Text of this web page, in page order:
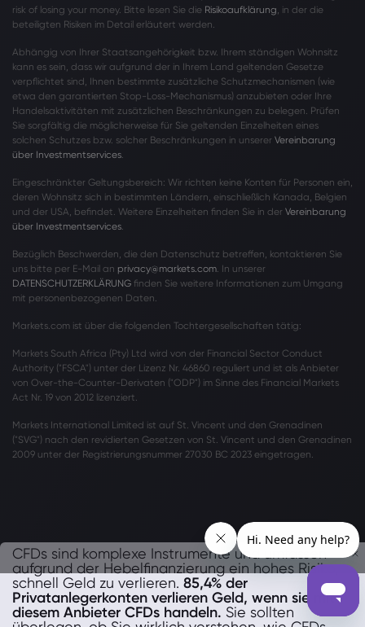
CFDs sind komplexe Instrumente und umfassen
aufgrund der Hebelfinanzierung ein hohes Risiko,
schnell Geld zu verlieren. 85,4% der
Privatanlegerkonten verlieren Geld, wenn sie mit
diesem Anbieter CFDs handeln. Sie sollten
risk of losing your money. Bitte lesen Sie die Risikoaufklärung, in der die
beteiligten Risiken im Detail erläutert werden.
Abhängig von Ihrer Staatsangehörigkeit bzw. Ihrem ständigen Wohnsitz
kann es sein, dass wir aufgrund der in Ihrem Land geltenden Gesetze
verpflichtet sind, Ihnen bestimmte zusätzliche Schutzmechanismen (wie
etwa den garantierten Stop-Loss-Mechanismus) anzubieten oder Ihre
Handelsaktivitäten mit zusätzlichen Beschränkungen zu belegen. Prüfen
Sie sorgfältig die möglicherweise für Sie geltenden Einzelheiten eines
solchen Schutzes bzw. solcher Beschränkungen in unserer Vereinbarung
über Investmentservices.
Eingeschränkter Geltungsbereich: Wir richten keine Konten für Personen ein,
deren Wohnsitz sich in bestimmten Ländern, einschließlich Kanada, Belgien
und der USA, befindet. Weitere Einzelheiten finden Sie in der Vereinbarung
über Investmentservices.
Bezüglich Beschwerden, die den Datenschutz betreffen, kontaktieren Sie
uns bitte per E-Mail an privacy@markets.com. In unserer
DATENSCHUTZERKLÄRUNG finden Sie weitere Informationen zum Umgang
mit personenbezogenen Daten.
Markets.com ist über die folgenden Tochtergesellschaften tätig:
Markets South Africa (Pty) Ltd wird von der Financial Sector Conduct
Authority ("FSCA") unter der Lizenz Nr. 46860 reguliert und ist als Anbieter
von Over-the-Counter-Derivaten ("ODP") im Sinne des Financial Markets
Act Nr. 19 von 2012 lizenziert.
Markets International Limited ist auf St. Vincent und den Grenadinen
("SVG") nach den revidierten Gesetzen von St. Vincent und den Grenadinen
2009 unter der Registrierungsnummer 27030 BC 2023 eingetragen.